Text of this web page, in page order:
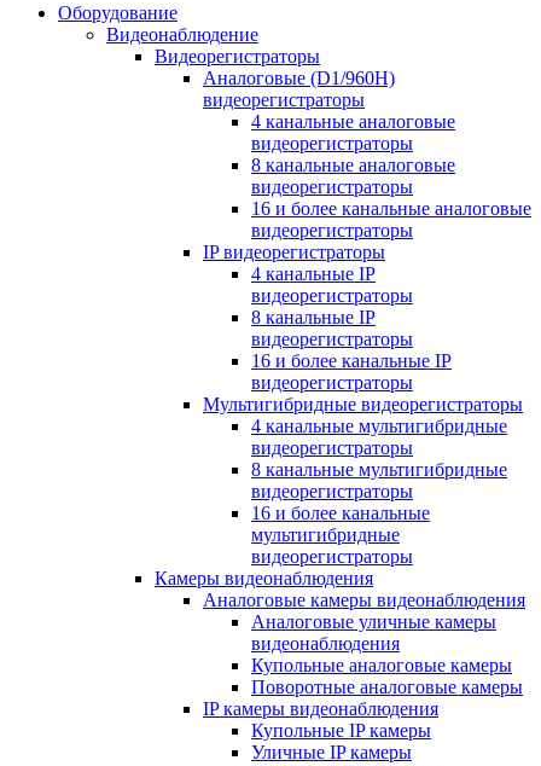
Оборудование
Видеонаблюдение
Видеорегистраторы
Аналоговые (D1/960H)
видеорегистраторы
4 канальные аналоговые
видеорегистраторы
8 канальные аналоговые
видеорегистраторы
16 и более канальные аналоговые
видеорегистраторы
IP видеорегистраторы
4 канальные IP
видеорегистраторы
8 канальные IP
видеорегистраторы
16 и более канальные IP
видеорегистраторы
Мультигибридные видеорегистраторы
4 канальные мультигибридные
видеорегистраторы
8 канальные мультигибридные
видеорегистраторы
16 и более канальные
мультигибридные
видеорегистраторы
Камеры видеонаблюдения
Аналоговые камеры видеонаблюдения
Аналоговые уличные камеры
видеонаблюдения
Купольные аналоговые камеры
Поворотные аналоговые камеры
IP камеры видеонаблюдения
Купольные IP камеры
Уличные IP камеры